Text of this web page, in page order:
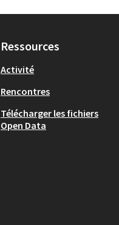
Ressources
Activité
Rencontres
Télécharger les fichiers
Open Data